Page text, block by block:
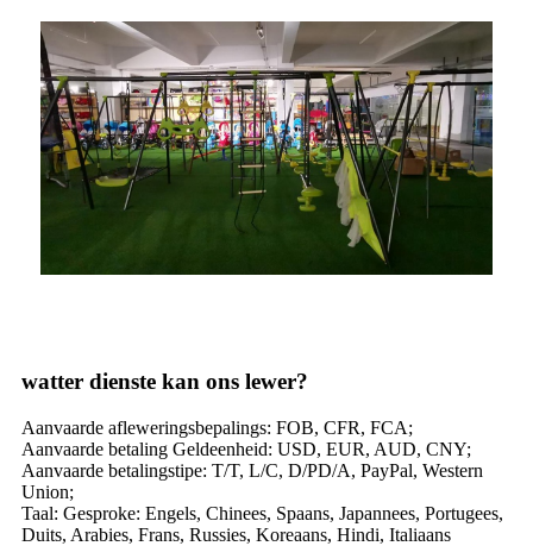
watter dienste kan ons lewer?
Aanvaarde afleweringsbepalings: FOB, CFR, FCA;
Aanvaarde betaling Geldeenheid: USD, EUR, AUD, CNY;
Aanvaarde betalingstipe: T/T, L/C, D/PD/A, PayPal, Western
Union;
Taal: Gesproke: Engels, Chinees, Spaans, Japannees, Portugees,
Duits, Arabies, Frans, Russies, Koreaans, Hindi, Italiaans